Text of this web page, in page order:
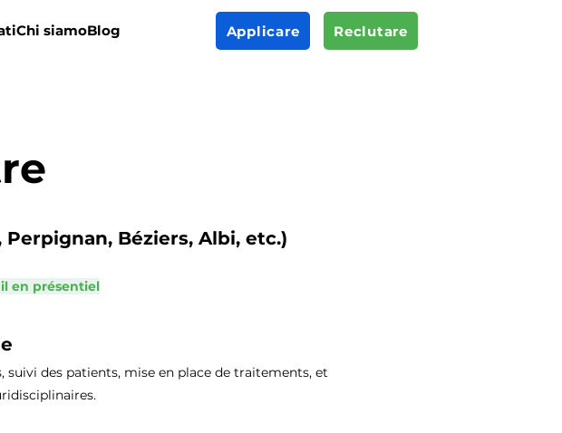
Chi siamoBlog Applicare Reclutare
Béziers, Albi, etc.)
en présentiel
des patients, mise en place de traitements, et